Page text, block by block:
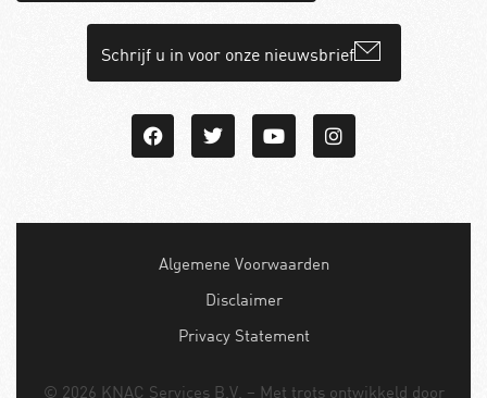
Schrijf u in voor onze nieuwsbrief
© 2026 KNAC Services B.V. – Met trots ontwikkeld door
Algemene Voorwaarden
Disclaimer
Privacy Statement